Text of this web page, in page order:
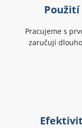
Pracujeme s
zaručují